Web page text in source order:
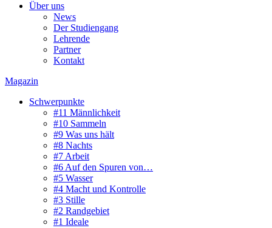
Über uns
News
Der Studiengang
Lehrende
Partner
Kontakt
Magazin
Schwerpunkte
#11 Männlichkeit
#10 Sammeln
#9 Was uns hält
#8 Nachts
#7 Arbeit
#6 Auf den Spuren von…
#5 Wasser
#4 Macht und Kontrolle
#3 Stille
#2 Randgebiet
#1 Ideale